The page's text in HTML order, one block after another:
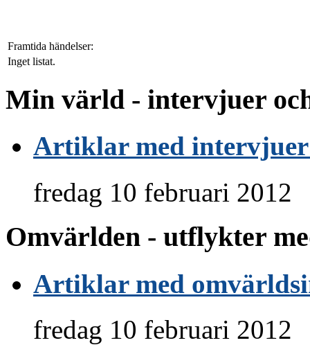
Framtida händelser:
Inget listat.
Min värld - intervjuer
Artiklar med intervjuer
fredag 10 februari
Omvärlden - utflykter
Artiklar med
fredag 10 februari